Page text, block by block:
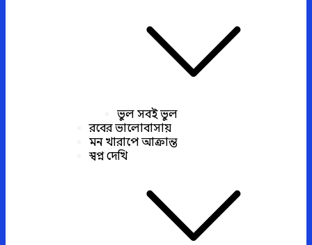
ভুল সবই ভুল
রবের ভালোবাসায়
মন খারাপে আক্রান্ত
স্বপ্ন দেখি